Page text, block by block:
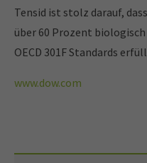
Tensid ist stolz darauf,
über 60 Prozent
OECD 301F Standards
www.dow.com